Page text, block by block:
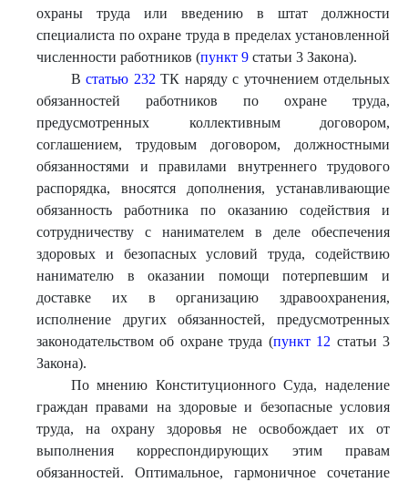
охраны труда или введению в штат должности
специалиста по охране труда в пределах установленной
численности работников (пункт 9 статьи 3 Закона).
Встатью 232 ТК наряду с уточнением отдельных
обязанностей работников по охране труда,
предусмотренных коллективным договором,
соглашением, трудовым договором, должностными
обязанностями и правилами внутреннего трудового
распорядка, вносятся дополнения, устанавливающие
обязанность работника по оказанию содействия и
сотрудничеству с нанимателем в деле обеспечения
здоровых и безопасных условий труда, содействию
нанимателю в оказании помощи потерпевшим и
доставке их в организацию здравоохранения,
исполнение других обязанностей, предусмотренных
законодательством об охране труда (пункт 12 статьи 3
Закона).
По мнению Конституционного Суда, наделение
граждан правами на здоровые и безопасные условия
труда, на охрану здоровья не освобождает их от
выполнения корреспондирующих этим правам
обязанностей. Оптимальное, гармоничное сочетание